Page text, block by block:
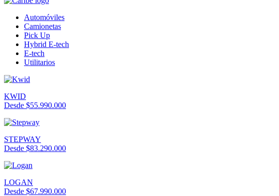
Automóviles
Camionetas
Pick Up
Hybrid E-tech
E-tech
Utilitarios
KWID
Desde $55.990.000
STEPWAY
Desde $83.290.000
LOGAN
Desde $67.990.000